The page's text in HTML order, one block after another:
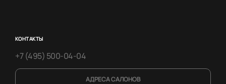
КОНТАКТЫ
+7 (495) 500-04-04
АДРЕСА САЛОНОВ